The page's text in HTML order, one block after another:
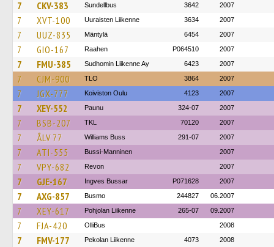
7 CKV-383 Sundellbus 3642 2007
7 XVT-100 Uuraisten Liikenne 3634 2007
7 UUZ-835 Mäntylä 6454 2007
7 GIO-167 Raahen P064510 2007
7 FMU-385 Sudhomin Liikenne Ay 6423 2007
7 CJM-900 TLO 3864 2007
7 JGX-777 Koiviston Oulu 4123 2007
7 XEY-552 Paunu 324-07 2007
7 BSB-207 TKL 70120 2007
7 ÅLV 77 Williams Buss 291-07 2007
7 ATI-555 Bussi-Manninen 2007
7 VPY-682 Revon 2007
7 GJE-167 Ingves Bussar P071628 2007
7 AXG-857 Busmo 244827 06.2007
7 XEY-617 Pohjolan Liikenne 265-07 09.2007
7 FJA-420 OlliBus 2008
7 FMV-177 Pekolan Liikenne 4073 2008